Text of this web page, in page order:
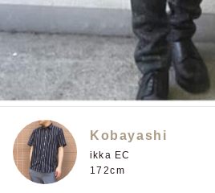
Kobayashi
ikka EC
172cm